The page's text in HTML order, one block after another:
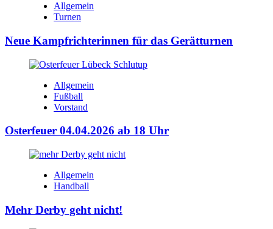
Allgemein
Turnen
Neue Kampfrichterinnen für das Gerätturnen
Allgemein
Fußball
Vorstand
Osterfeuer 04.04.2026 ab 18 Uhr
Allgemein
Handball
Mehr Derby geht nicht!